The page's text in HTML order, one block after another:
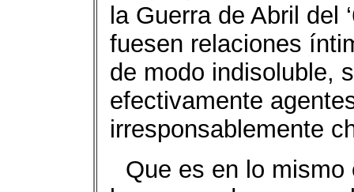
la Guerra de Abril del
fuesen relaciones
de modo indisoluble,
efectivamente
irresponsablemente
Que es en lo